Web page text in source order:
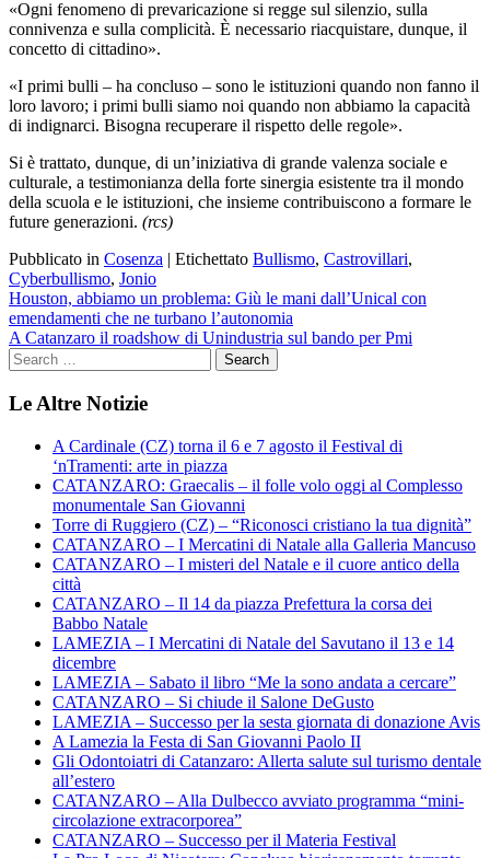
«Ogni fenomeno di prevaricazione si regge sul silenzio, sulla
connivenza e sulla complicità. È necessario riacquistare, dunque, il
concetto di cittadino».
«I primi bulli – ha concluso – sono le istituzioni quando non fanno il
loro lavoro; i primi bulli siamo noi quando non abbiamo la capacità
di indignarci. Bisogna recuperare il rispetto delle regole».
Si è trattato, dunque, di un’iniziativa di grande valenza sociale e
culturale, a testimonianza della forte sinergia esistente tra il mondo
della scuola e le istituzioni, che insieme contribuiscono a formare le
future generazioni. (rcs)
Pubblicato in Cosenza | Etichettato Bullismo, Castrovillari,
Cyberbullismo, Jonio
Navigazione
articoli
Houston, abbiamo un problema: Giù le mani dall’Unical con
emendamenti che ne turbano l’autonomia
A Catanzaro il roadshow di Unindustria sul bando per Pmi
Le Altre Notizie
A Cardinale (CZ) torna il 6 e 7 agosto il Festival di
‘nTramenti: arte in piazza
CATANZARO: Graecalis – il folle volo oggi al Complesso
monumentale San Giovanni
Torre di Ruggiero (CZ) – “Riconosci cristiano la tua dignità”
CATANZARO – I Mercatini di Natale alla Galleria Mancuso
CATANZARO – I misteri del Natale e il cuore antico della
città
CATANZARO – Il 14 da piazza Prefettura la corsa dei
Babbo Natale
LAMEZIA – I Mercatini di Natale del Savutano il 13 e 14
dicembre
LAMEZIA – Sabato il libro “Me la sono andata a cercare”
CATANZARO – Si chiude il Salone DeGusto
LAMEZIA – Successo per la sesta giornata di donazione Avis
A Lamezia la Festa di San Giovanni Paolo II
Gli Odontoiatri di Catanzaro: Allerta salute sul turismo dentale
all’estero
CATANZARO – Alla Dulbecco avviato programma “mini-
circolazione extracorporea”
CATANZARO – Successo per il Materia Festival